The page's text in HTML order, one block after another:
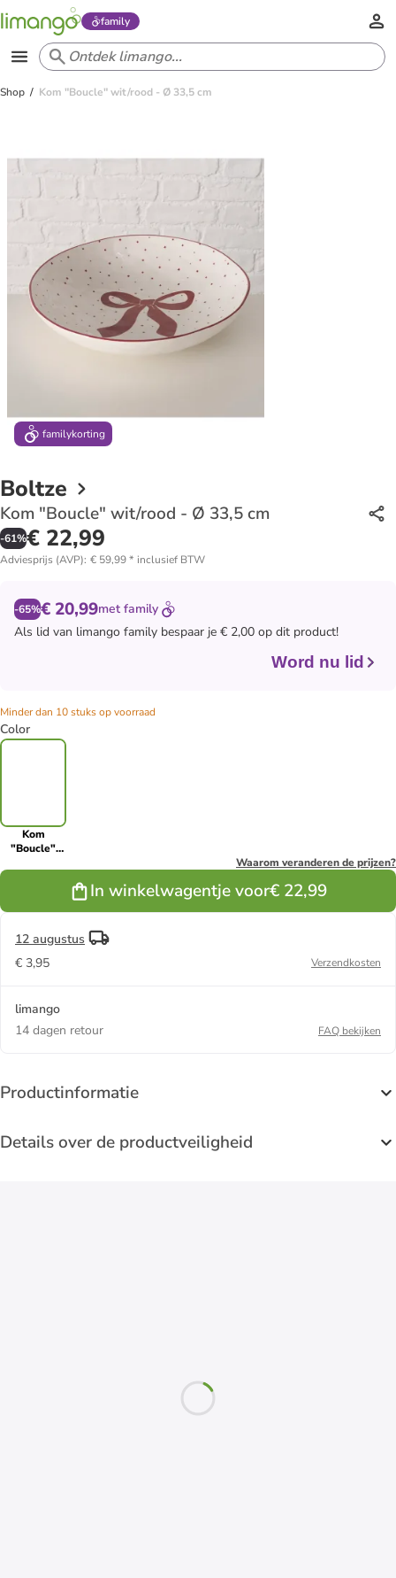
family
Shop Kom "Boucle" wit/rood - Ø 33,5 cm
familykorting
Boltze
Kom "Boucle" wit/rood - Ø 33,5 cm
-61%€ 22,99
Adviesprijs (AVP): € 59,99* inclusief BTW
-65%€ 20,99met family
Als lid van limango family bespaar je € 2,00 op dit product!
Word nu lid
Minder dan 10 stuks op voorraad
Color
Kom
"Boucle"
Waarom veranderen de prijzen?
In winkelwagentje voor€ 22,99
12 augustus
€ 3,95
Verzendkosten
limango
14 dagen retour
FAQ bekijken
Productinformatie
Details over de productveiligheid